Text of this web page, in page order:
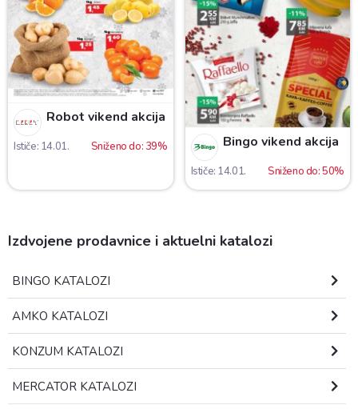
Robot vikend akcija
Ističe: 14.01. Sniženo do: 39% Bingo vikend akcija
Ističe: 14.01. Sniženo do: 50%
Izdvojene prodavnice i aktuelni katalozi
BINGO KATALOZI
AMKO KATALOZI
KONZUM KATALOZI
MERCATOR KATALOZI